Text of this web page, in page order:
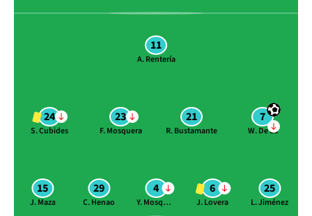
25
L. Jiménez
6
J. Lovera
4
Y. Mosquera
29
C. Henao
15
J. Maza
7
W. De La
21
R. Bustamante
23
F. Mosquera
24
S. Cubides
11
A. Rentería